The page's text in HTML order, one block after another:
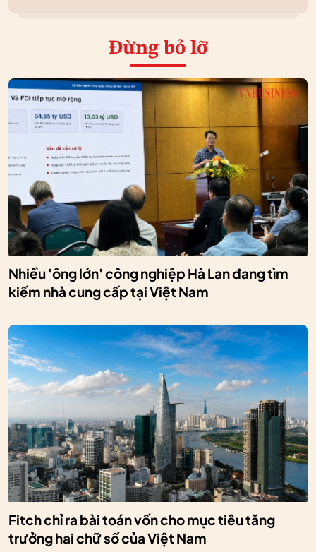
Đừng bỏ lỡ
Nhiều 'ông lớn' công nghiệp Hà Lan đang tìm
kiếm nhà cung cấp tại Việt Nam
Fitch chỉ ra bài toán vốn cho mục tiêu tăng
trưởng hai chữ số của Việt Nam